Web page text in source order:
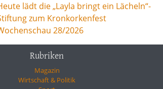
lädt die „Layla bringt ein Lächeln“-
zum Kronkorkenfest
28/2026
Rubriken
Magazin
Wirtschaft & Politik